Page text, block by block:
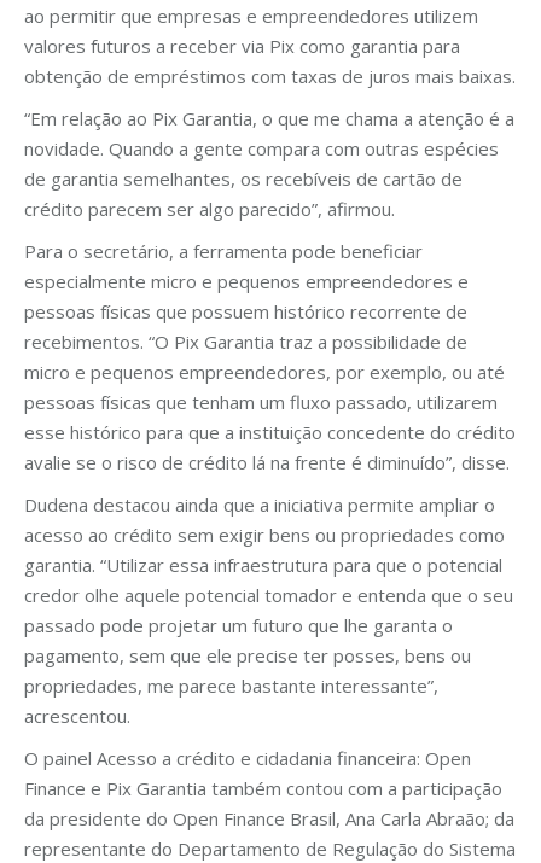
ao permitir que empresas e empreendedores utilizem
valores futuros a receber via Pix como garantia para
obtenção de empréstimos com taxas de juros mais baixas.
“Em relação ao Pix Garantia, o que me chama a atenção é a
novidade. Quando a gente compara com outras espécies
de garantia semelhantes, os recebíveis de cartão de
crédito parecem ser algo parecido”, afirmou.
Para o secretário, a ferramenta pode beneficiar
especialmente micro e pequenos empreendedores e
pessoas físicas que possuem histórico recorrente de
recebimentos. “O Pix Garantia traz a possibilidade de
micro e pequenos empreendedores, por exemplo, ou até
pessoas físicas que tenham um fluxo passado, utilizarem
esse histórico para que a instituição concedente do crédito
avalie se o risco de crédito lá na frente é diminuído”, disse.
Dudena destacou ainda que a iniciativa permite ampliar o
acesso ao crédito sem exigir bens ou propriedades como
garantia. “Utilizar essa infraestrutura para que o potencial
credor olhe aquele potencial tomador e entenda que o seu
passado pode projetar um futuro que lhe garanta o
pagamento, sem que ele precise ter posses, bens ou
propriedades, me parece bastante interessante”,
acrescentou.
O painel Acesso a crédito e cidadania financeira: Open
Finance e Pix Garantia também contou com a participação
da presidente do Open Finance Brasil, Ana Carla Abraão; da
representante do Departamento de Regulação do Sistema